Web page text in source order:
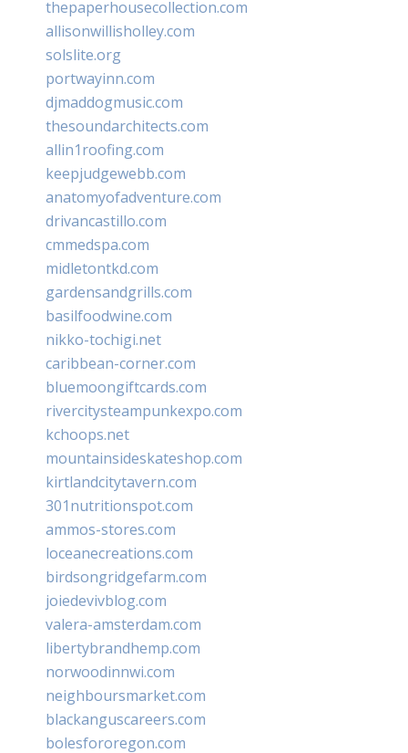
thepaperhousecollection.com
allisonwillisholley.com
solslite.org
portwayinn.com
djmaddogmusic.com
thesoundarchitects.com
allin1roofing.com
keepjudgewebb.com
anatomyofadventure.com
drivancastillo.com
cmmedspa.com
midletontkd.com
gardensandgrills.com
basilfoodwine.com
nikko-tochigi.net
caribbean-corner.com
bluemoongiftcards.com
rivercitysteampunkexpo.com
kchoops.net
mountainsideskateshop.com
kirtlandcitytavern.com
301nutritionspot.com
ammos-stores.com
loceanecreations.com
birdsongridgefarm.com
joiedevivblog.com
valera-amsterdam.com
libertybrandhemp.com
norwoodinnwi.com
neighboursmarket.com
blackanguscareers.com
bolesfororegon.com